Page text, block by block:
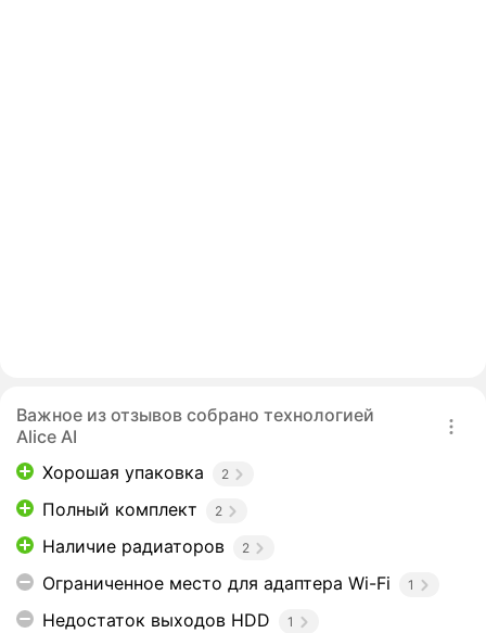
Важное из отзывов собрано технологией
Alice AI
Хорошая упаковка
2
Полный комплект 2
Наличие радиаторов 2
Ограниченное место для адаптера Wi-Fi 1
Недостаток выходов HDD 1